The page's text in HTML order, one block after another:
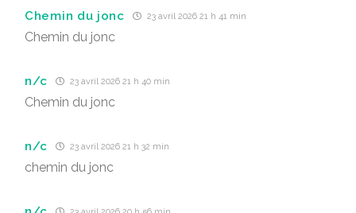
Chemin du jonc 23 avril 2026 21 h 41 min
Chemin du jonc
n/c 23 avril 2026 21 h 40 min
Chemin du jonc
n/c 23 avril 2026 21 h 32 min
chemin du jonc